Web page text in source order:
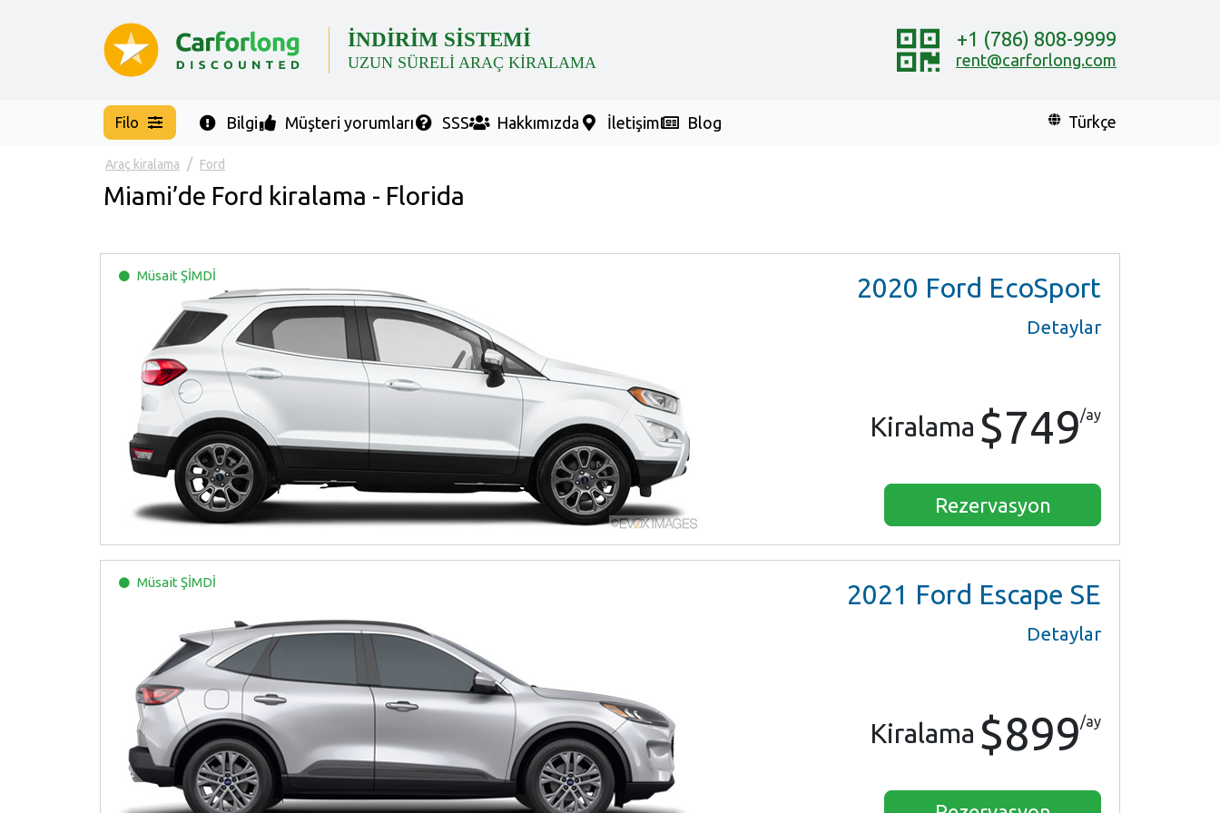
İNDİRİM SİSTEMİ
UZUN SÜRELİ ARAÇ KİRALAMA
+1 (786) 808-9999
rent@carforlong.com
Filo Bilgi Müşteri yorumları SSS Hakkımızda İletişim Blog Türkçe
Araç kiralama Ford
Miami’de Ford kiralama - Florida
Müsait ŞİMDİ 2020 Ford EcoSport
Detaylar
Kiralama $749/ay
Rezervasyon
Müsait ŞİMDİ 2021 Ford Escape SE
Detaylar
Kiralama $899/ay